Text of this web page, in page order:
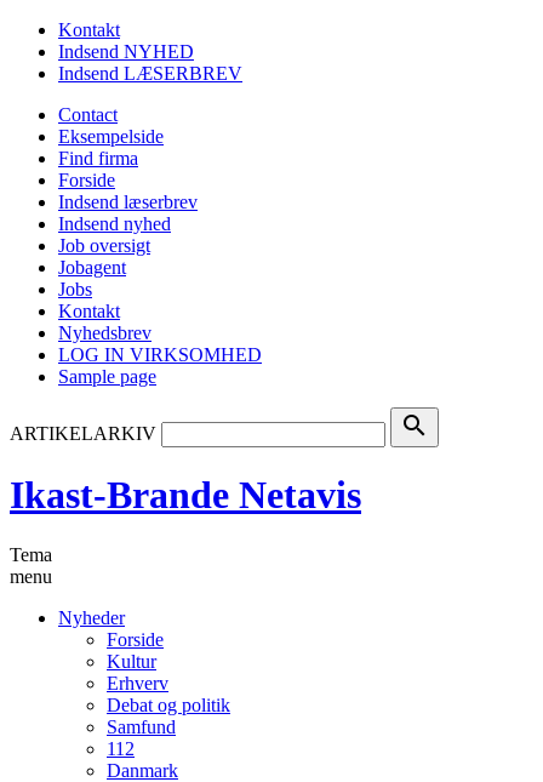
Kontakt
Indsend NYHED
Indsend LÆSERBREV
Contact
Eksempelside
Find firma
Forside
Indsend læserbrev
Indsend nyhed
Job oversigt
Jobagent
Jobs
Kontakt
Nyhedsbrev
LOG IN VIRKSOMHED
Sample page
ARTIKELARKIV search
Ikast-Brande Netavis
Tema
menu
Nyheder
Forside
Kultur
Erhverv
Debat og politik
Samfund
112
Danmark